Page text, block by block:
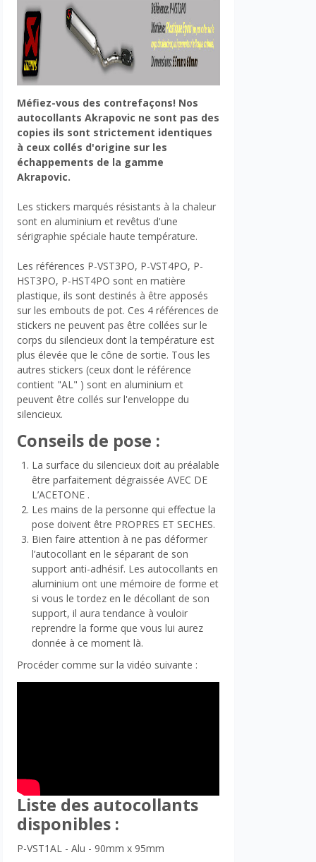
Méfiez-vous des contrefaçons! Nos
autocollants Akrapovic ne sont pas des
copies ils sont strictement identiques
à ceux collés d'origine sur les
échappements de la gamme
Akrapovic.
Les stickers marqués résistants à la chaleur
sont en aluminium et revêtus d'une
sérigraphie spéciale haute température.
Les références P-VST3PO, P-VST4PO, P-
HST3PO, P-HST4PO sont en matière
plastique, ils sont destinés à être apposés
sur les embouts de pot. Ces 4 références de
stickers ne peuvent pas être collées sur le
corps du silencieux dont la température est
plus élevée que le cône de sortie. Tous les
autres stickers (ceux dont le référence
contient "AL" ) sont en aluminium et
peuvent être collés sur l'enveloppe du
silencieux.
Conseils de pose :
La surface du silencieux doit au préalable
être parfaitement dégraissée AVEC DE
L’ACETONE .
Les mains de la personne qui effectue la
pose doivent être PROPRES ET SECHES.
Bien faire attention à ne pas déformer
l’autocollant en le séparant de son
support anti-adhésif. Les autocollants en
aluminium ont une mémoire de forme et
si vous le tordez en le décollant de son
support, il aura tendance à vouloir
reprendre la forme que vous lui aurez
donnée à ce moment là.
Procéder comme sur la vidéo suivante :
Liste des autocollants
disponibles :
P-VST1AL - Alu - 90mm x 95mm